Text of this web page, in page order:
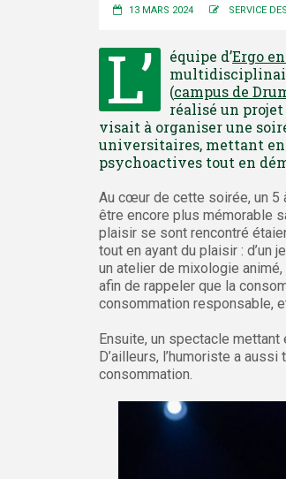
13 MARS 2024 SERVICE
L’ équipe d’Ergo
(campus de
réalisé un
visait à organiser une
universitaires, mettant en
psychoactives tout en
Au cœur de cette soirée, un 5
être encore plus mémorable
plaisir se sont rencontré
tout en ayant du plaisir : d’un
un atelier de mixologie
afin de rappeler que la
consommation responsable,
Ensuite, un spectacle
D’ailleurs, l’humoriste a
consommation.